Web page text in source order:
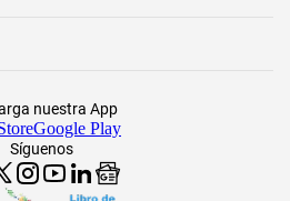
Síguenos
nuestra App
Google Play